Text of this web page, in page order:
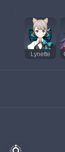
Lynette